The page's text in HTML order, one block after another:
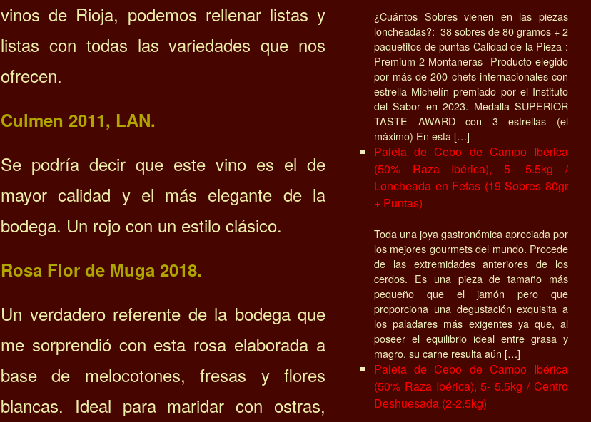
vinos de Rioja, podemos rellenar listas y
listas con todas las variedades que nos
ofrecen.
Culmen 2011, LAN.
Se podría decir que este vino es el de
mayor calidad y el más elegante de la
bodega. Un rojo con un estilo clásico.
Rosa Flor de Muga 2018.
Un verdadero referente de la bodega que
me sorprendió con esta rosa elaborada a
base de melocotones, fresas y flores
blancas. Ideal para maridar con ostras,
¿Cuántos Sobres vienen en las piezas
loncheadas?: 38 sobres de 80 gramos + 2
paquetitos de puntas Calidad de la Pieza :
Premium 2 Montaneras Producto elegido
por más de 200 chefs internacionales con
estrella Michelín premiado por el Instituto
del Sabor en 2023. Medalla SUPERIOR
TASTE AWARD con 3 estrellas (el
máximo) En esta […]
Paleta de Cebo de Campo Ibérica
(50% Raza Ibérica), 5- 5.5kg /
Loncheada en Fetas (19 Sobres 80gr
+ Puntas)
Toda una joya gastronómica apreciada por
los mejores gourmets del mundo. Procede
de las extremidades anteriores de los
cerdos. Es una pieza de tamaño más
pequeño que el jamón pero que
proporciona una degustación exquisita a
los paladares más exigentes ya que, al
poseer el equilibrio ideal entre grasa y
magro, su carne resulta aún […]
Paleta de Cebo de Campo Ibérica
(50% Raza Ibérica), 5- 5.5kg / Centro
Deshuesada (2-2.5kg)